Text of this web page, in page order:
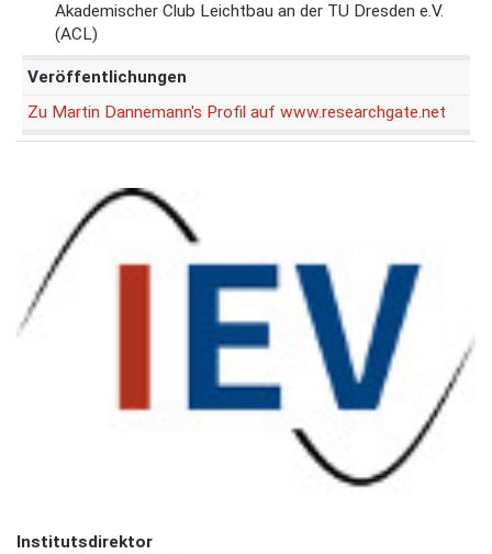
Akademischer Club Leichtbau an der TU Dresden e.V.
(ACL)
Veröffentlichungen
Zu Martin Dannemann's Profil auf www.researchgate.net
Institutsdirektor